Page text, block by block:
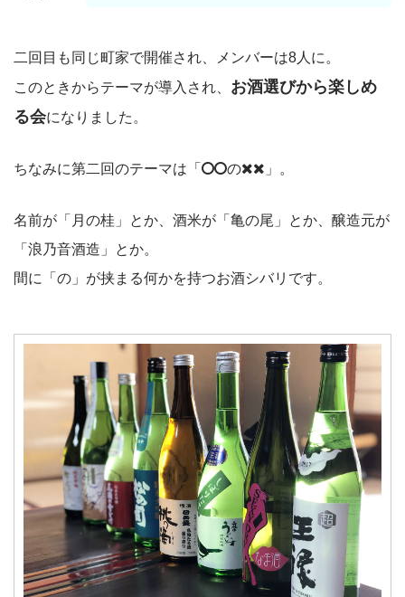
二回目も同じ町家で開催され、メンバーは8人に。
このときからテーマが導入され、 お酒選びから楽しめ
る会になりました。
ちなみに第二回のテーマは「 の 」。
名前が「月の桂」とか、酒米が「亀の尾」とか、醸造元が
「浪乃音酒造」とか。
間に「の」が挟まる何かを持つお酒シバリです。